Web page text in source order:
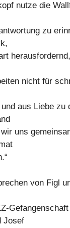
nutze die
zu
nicht für
aus Liebe zu
wir uns
von Figl
Josef